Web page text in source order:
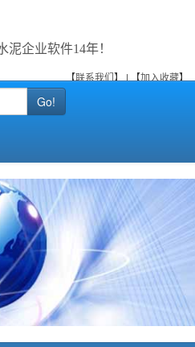
企业软件14年！
【联系我们】 | 【加入收藏】
Go!